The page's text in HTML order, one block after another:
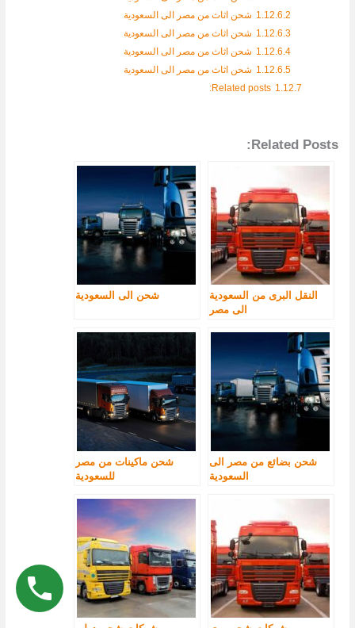
1.12.6.2 شحن اثاث من مصر الى السعودية
1.12.6.3 شحن اثاث من مصر الى السعودية
1.12.6.4 شحن اثاث من مصر الى السعودية
1.12.6.5 شحن اثاث من مصر الى السعودية
1.12.7
Related posts:
Related Posts:
النقل البرى من السعودية
الى مصر
شحن الى السعودية
شحن بضائع من مصر الى
السعودية
شحن ماكينات من مصر
للسعودية